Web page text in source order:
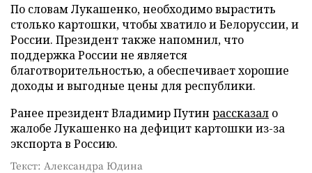
По словам Лукашенко, необходимо вырастить
столько картошки, чтобы хватило и Белоруссии, и
России. Президент также напомнил, что
поддержка России не является
благотворительностью, а обеспечивает хорошие
доходы и выгодные цены для республики.
Ранее президент Владимир Путин рассказал о
жалобе Лукашенко на дефицит картошки из-за
экспорта в Россию.
Текст: Александра Юдина